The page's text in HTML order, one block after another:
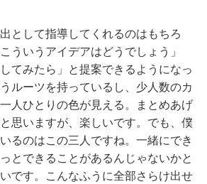
として指導してくれるのはもちろ
ういうアイデアはどうでしょう」
てみたら」と提案できるようになっ
ルーツを持っているし、少人数のカ
人ひとりの色が見える。まとめあげ
思いますが、楽しいです。でも、僕
るのはこの三人ですね。一緒にでき
とできることがあるんじゃないかと
です。こんなふうに全部さらけ出せ